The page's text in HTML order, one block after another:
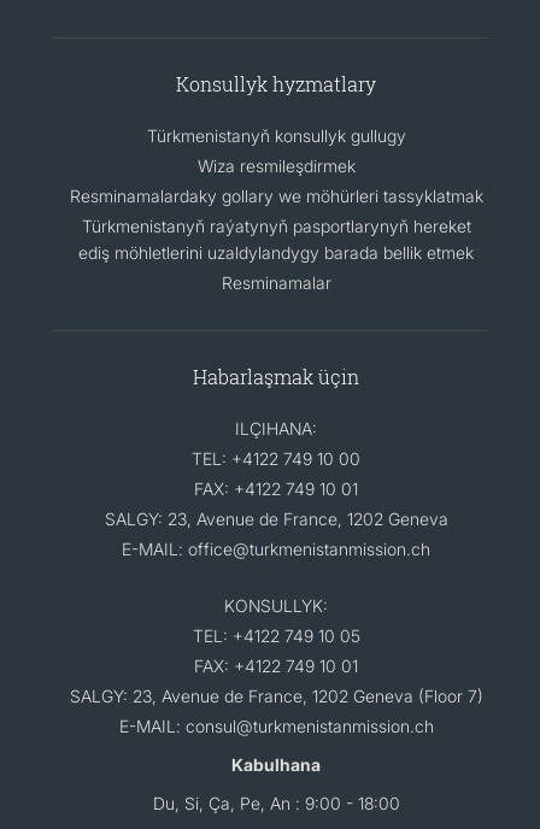
Konsullyk hyzmatlary
Türkmenistanyň konsullyk gullugy
Wiza resmileşdirmek
Resminamalardaky gollary we möhürleri tassyklatmak
Türkmenistanyň raýatynyň pasportlarynyň hereket
ediş möhletlerini uzaldylandygy barada bellik etmek
Resminamalar
Habarlaşmak üçin
ILÇIHANA:
TEL: +4122 749 10 00
FAX: +4122 749 10 01
SALGY: 23, Avenue de France, 1202 Geneva
E-MAIL: office@turkmenistanmission.ch
KONSULLYK:
TEL: +4122 749 10 05
FAX: +4122 749 10 01
SALGY: 23, Avenue de France, 1202 Geneva (Floor 7)
E-MAIL: consul@turkmenistanmission.ch
Kabulhana
Du, Si, Ça, Pe, An : 9:00 - 18:00